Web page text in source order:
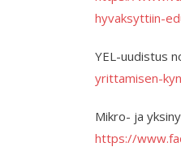
hyvaksyttiin-
YEL-uudistus
yrittamisen-
Mikro- ja
https://